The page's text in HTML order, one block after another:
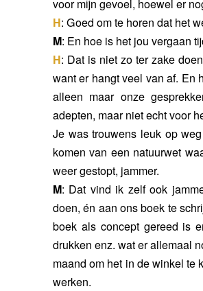
voor mijn gevoel, hoewel er
H: Goed om te horen dat het
M: En hoe is het jou vergaan
H: Dat is niet zo ter zake
want er hangt veel van af. En
alleen maar onze
adepten, maar niet echt voor
Je was trouwens leuk op
komen van een natuurwet
weer gestopt, jammer.
M: Dat vind ik zelf ook
doen, én aan ons boek te
boek als concept gereed is
drukken enz. wat er allemaal
maand om het in de winkel te
werken.